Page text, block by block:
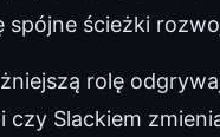
spójne ścieżki
rolę
czy Slackiem